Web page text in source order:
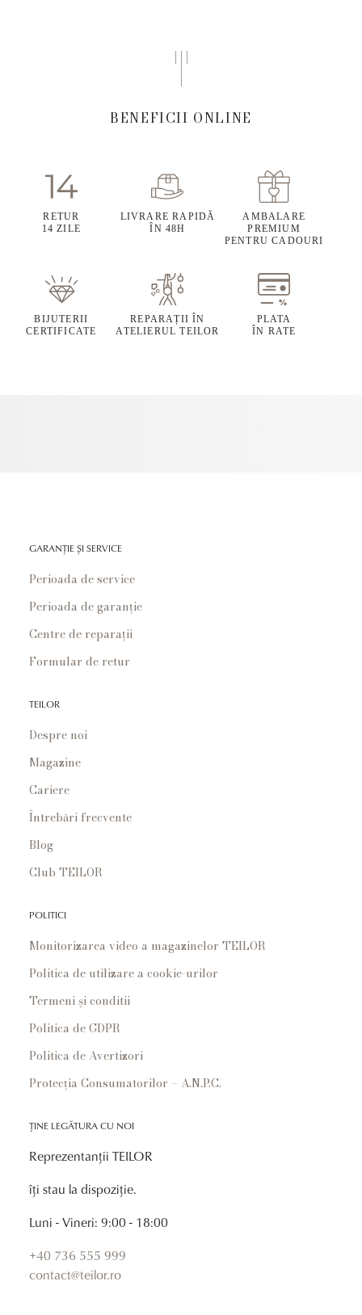
BENEFICII ONLINE
RETUR
14 ZILE
LIVRARE RAPIDĂ
ÎN 48H
AMBALARE
PREMIUM
PENTRU CADOURI
BIJUTERII
CERTIFICATE
REPARAȚII ÎN
ATELIERUL TEILOR
PLATA
ÎN RATE
GARANȚIE ȘI SERVICE
Perioada de service
Perioada de garanție
Centre de reparații
Formular de retur
TEILOR
Despre noi
Magazine
Cariere
Întrebări frecvente
Blog
Club TEILOR
POLITICI
Monitorizarea video a magazinelor TEILOR
Politica de utilizare a cookie-urilor
Termeni și conditii
Politica de GDPR
Politica de Avertizori
Protecția Consumatorilor – A.N.P.C.
ȚINE LEGĂTURA CU NOI
Reprezentanții TEILOR
îți stau la dispoziție.
Luni - Vineri: 9:00 - 18:00
+40 736 555 999
contact@teilor.ro